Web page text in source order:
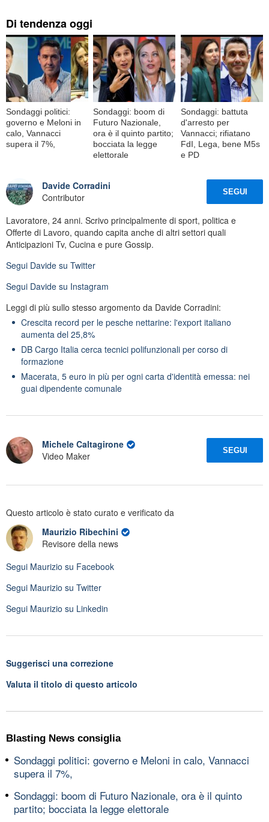
Di tendenza oggi
Sondaggi politici:
governo e Meloni in
calo, Vannacci
supera il 7%,
Sondaggi: boom di
Futuro Nazionale,
ora è il quinto partito;
bocciata la legge
elettorale
Sondaggi: battuta
d'arresto per
Vannacci; rifiatano
FdI, Lega, bene M5s
e PD
Davide Corradini
Contributor
SEGUI
Lavoratore, 24 anni. Scrivo principalmente di sport, politica e
Offerte di Lavoro, quando capita anche di altri settori quali
Anticipazioni Tv, Cucina e pure Gossip.
Segui Davide su Twitter
Segui Davide su Instagram
Leggi di più sullo stesso argomento da Davide Corradini:
Crescita record per le pesche nettarine: l'export italiano
aumenta del 25,8%
DB Cargo Italia cerca tecnici polifunzionali per corso di
formazione
Macerata, 5 euro in più per ogni carta d'identità emessa: nei
guai dipendente comunale
Michele Caltagirone
Video Maker
SEGUI
Questo articolo è stato curato e verificato da
Maurizio Ribechini
Revisore della news
Segui Maurizio su Facebook
Segui Maurizio su Twitter
Segui Maurizio su Linkedin
Suggerisci una correzione
Valuta il titolo di questo articolo
Blasting News consiglia
Sondaggi politici: governo e Meloni in calo, Vannacci
supera il 7%,
Sondaggi: boom di Futuro Nazionale, ora è il quinto
partito; bocciata la legge elettorale